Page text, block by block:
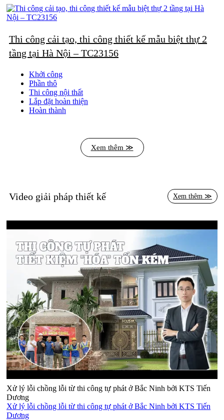
Thi công cải tạo, thi công thiết kế mẫu biệt thự 2
tầng tại Hà Nội – TC23156
Khởi công
Phần thô
Thi công nội thất
Lắp đặt hoàn thiện
Hoàn thành
Xem thêm ≫
Video giải pháp thiết kế Xem thêm ≫
Xử lý lỗi chồng lỗi từ thi công tự phát ở Bắc Ninh bởi KTS Tiến
Dương
Xử lý lỗi chồng lỗi từ thi công tự phát ở Bắc Ninh bởi KTS Tiến
Dương